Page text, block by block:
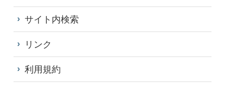
サイト内検索
リンク
利用規約